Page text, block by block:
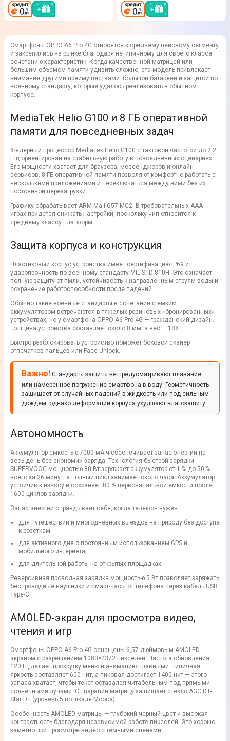
Смартфоны OPPO A6 Pro 4G относятся к среднему ценовому сегменту
и закрепились на рынке благодаря нетипичному для своего класса
сочетанию характеристик. Когда качественной матрицей или
большим объемом памяти удивить сложно, эта модель привлекает
внимание другими преимуществами: большой батареей и защитой по
военному стандарту, которые удалось реализовать в обычном
корпусе.
MediaTek Helio G100 и 8 ГБ оперативной
памяти для повседневных задач
8-ядерный процессор MediaTek Helio G100 с тактовой частотой до 2,2
ГГц ориентирован на стабильную работу в повседневных сценариях.
Его мощности хватает для браузера, мессенджеров и онлайн-
сервисов. 8 ГБ оперативной памяти позволяют комфортно работать с
несколькими приложениями и переключаться между ними без их
постоянной перезагрузки.
Графику обрабатывает ARM Mali-G57 MC2. В требовательных AAA-
играх придется снижать настройки, поскольку чип относится к
среднему классу платформ.
Защита корпуса и конструкция
Пластиковый корпус устройства имеет сертификацию IP69 и
ударопрочность по военному стандарту MIL-STD-810H. Это означает
полную защиту от пыли, устойчивость к направленным струям воды и
сохранение работоспособности после падений.
Обычно такие военные стандарты в сочетании с емким
аккумулятором встречаются в тяжелых резиновых «бронированных»
устройствах, но у смартфона OPPO A6 Pro 4G — гражданский дизайн.
Толщина устройства составляет около 8 мм, а вес — 188 г.
Быстро разблокировать устройство поможет боковой сканер
отпечатков пальцев или Face Unlock.
Важно! Стандарты защиты не предусматривают плавание
или намеренное погружение смартфона в воду. Герметичность
защищает от случайных падений в жидкость или под сильным
дождем, однако деформации корпуса ухудшают влагозащиту
Автономность
Аккумулятор емкостью 7000 мА·ч обеспечивает запас энергии на
весь день без экономии заряда. Технология быстрой зарядки
SUPERVOOC мощностью 80 Вт заряжает аккумулятор от 1 % до 50 %
всего за 26 минут, а полный цикл занимает около часа. Аккумулятор
устойчив к износу и сохраняет 80 % первоначальной емкости после
1600 циклов зарядки.
Запас энергии оправдывает себя, когда телефон нужен:
для путешествий и многодневных выездов на природу без доступа
к розеткам;
для активного дня с постоянным использованием GPS и
мобильного интернета;
для длительной работы на открытых площадках.
Реверсивная проводная зарядка мощностью 5 Вт позволяет заряжать
беспроводные наушники и смарт-часы от телефона через кабель USB
Type-C.
AMOLED-экран для просмотра видео,
чтения и игр
Смартфоны OPPO A6 Pro 4G оснащены 6,57-дюймовым AMOLED-
экраном с разрешением 1080×2372 пикселей. Частота обновления
120 Гц делает прокрутку меню и анимацию плавными. Типичная
яркость составляет 600 нит, а пиковая достигает 1400 нит — этого
запаса хватает, чтобы текст оставался читабельным под прямыми
солнечными лучами. От царапин матрицу защищает стекло AGC DT-
Star D+ (уровень 5 по шкале Мооса).
Особенность AMOLED-матрицы — глубокий черный цвет и высокая
контрастность благодаря независимой работе пикселей. Это хорошо
заметно при просмотре видео с темными сценами.